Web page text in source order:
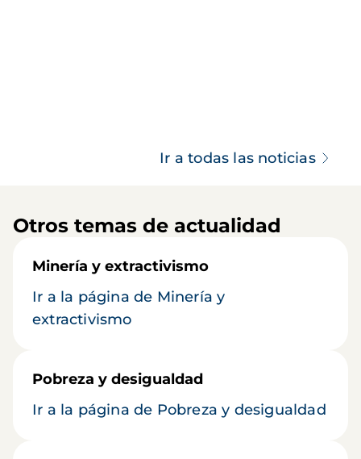
Ir a todas las noticias
Otros temas de actualidad
Minería y extractivismo
Ir a la página de Minería y
extractivismo
Pobreza y desigualdad
Ir a la página de Pobreza y desigualdad